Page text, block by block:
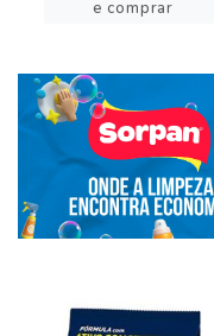
e comprar